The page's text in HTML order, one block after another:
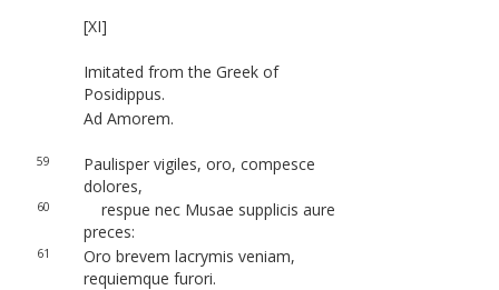
[XI]
Imitated from the Greek of
Posidippus.
Ad Amorem.
59
Paulisper vigiles, oro, compesce
dolores,
60
respue nec Musae supplicis aure
preces:
61
Oro brevem lacrymis veniam,
requiemque furori.